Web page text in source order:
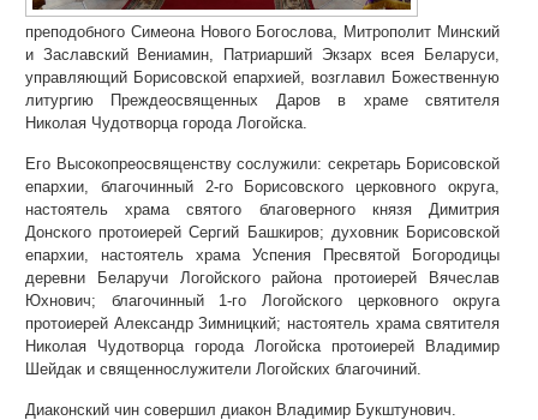
преподобного Симеона Нового Богослова, Митрополит Минский
и Заславский Вениамин, Патриарший Экзарх всея Беларуси,
управляющий Борисовской епархией, возглавил Божественную
литургию Преждеосвященных Даров в храме святителя
Николая Чудотворца города Логойска.
Его Высокопреосвященству сослужили: секретарь Борисовской
епархии, благочинный 2-го Борисовского церковного округа,
настоятель храма святого благоверного князя Димитрия
Донского протоиерей Сергий Башкиров; духовник Борисовской
епархии, настоятель храма Успения Пресвятой Богородицы
деревни Беларучи Логойского района протоиерей Вячеслав
Юхнович; благочинный 1-го Логойского церковного округа
протоиерей Александр Зимницкий; настоятель храма святителя
Николая Чудотворца города Логойска протоиерей Владимир
Шейдак и священнослужители Логойских благочиний.
Диаконский чин совершил диакон Владимир Букштунович.